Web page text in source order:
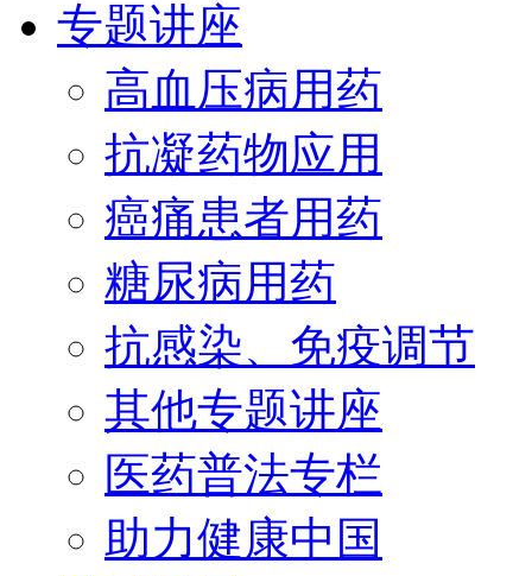
专题讲座
高血压病用药
抗凝药物应用
癌痛患者用药
糖尿病用药
抗感染、免疫调节
其他专题讲座
医药普法专栏
助力健康中国